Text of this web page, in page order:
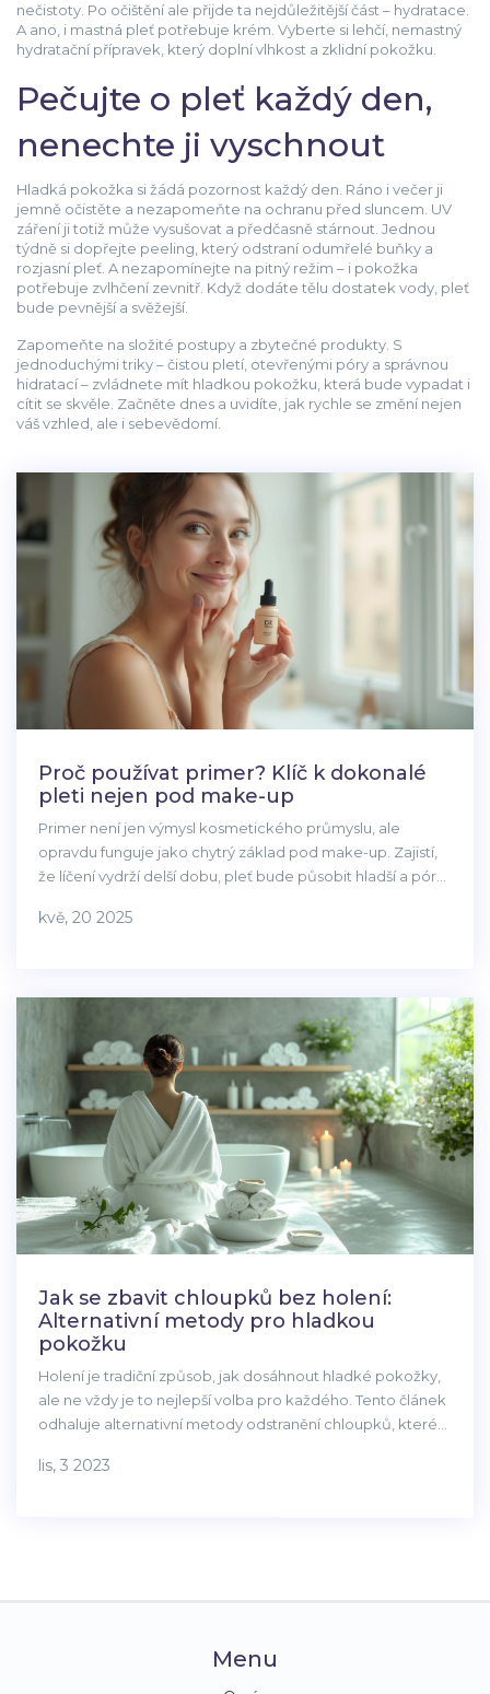
nečistoty. Po očištění ale přijde ta nejdůležitější část – hydratace.
A ano, i mastná pleť potřebuje krém. Vyberte si lehčí, nemastný
hydratační přípravek, který doplní vlhkost a zklidní pokožku.
Pečujte o pleť každý den,
nenechte ji vyschnout
Hladká pokožka si žádá pozornost každý den. Ráno i večer ji
jemně očistěte a nezapomeňte na ochranu před sluncem. UV
záření ji totiž může vysušovat a předčasně stárnout. Jednou
týdně si dopřejte peeling, který odstraní odumřelé buňky a
rozjasní pleť. A nezapomínejte na pitný režim – i pokožka
potřebuje zvlhčení zevnitř. Když dodáte tělu dostatek vody, pleť
bude pevnější a svěžejší.
Zapomeňte na složité postupy a zbytečné produkty. S
jednoduchými triky – čistou pletí, otevřenými póry a správnou
hidratací – zvládnete mít hladkou pokožku, která bude vypadat i
cítit se skvěle. Začněte dnes a uvidíte, jak rychle se změní nejen
váš vzhled, ale i sebevědomí.
Proč používat primer? Klíč k dokonalé
pleti nejen pod make-up
Primer není jen výmysl kosmetického průmyslu, ale
opravdu funguje jako chytrý základ pod make-up. Zajistí,
že líčení vydrží delší dobu, pleť bude působit hladší a póry
nepoužívají – pomáhá s matným vzhledem a sjednocuje
přesně to, co potřebujete. Poradím, jak ho správně vybrat
a na co si při jeho používání dát pozor.
kvě, 20 2025
Jak se zbavit chloupků bez holení:
Alternativní metody pro hladkou
pokožku
Holení je tradiční způsob, jak dosáhnout hladké pokožky,
ale ne vždy je to nejlepší volba pro každého. Tento článek
odhaluje alternativní metody odstranění chloupků, které
výsledků. Pokud hledáte nové způsoby, jak dosáhnout
lis, 3 2023
Menu